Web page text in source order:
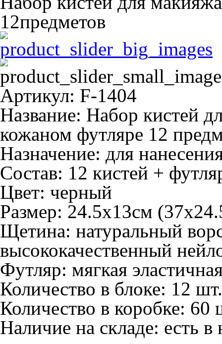
12предметов
Артикул: F-1404
Название: Набор кистей
кожаном футляре 12
Назначение: для
Состав: 12 кистей +
Цвет: черный
Размер: 24.5х13см
Щетина: натуральный
высококачественный
Футляр: мягкая
Количество в блоке: 12 шт.
Количество в коробке: 60
Наличие на складе: есть в